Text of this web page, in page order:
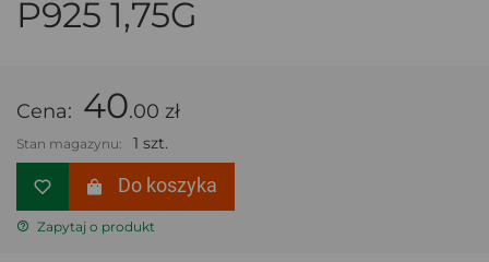
P925 1,75G
Cena: 40.00 zł
Stan magazynu: 1 szt.
Do koszyka
Zapytaj o produkt